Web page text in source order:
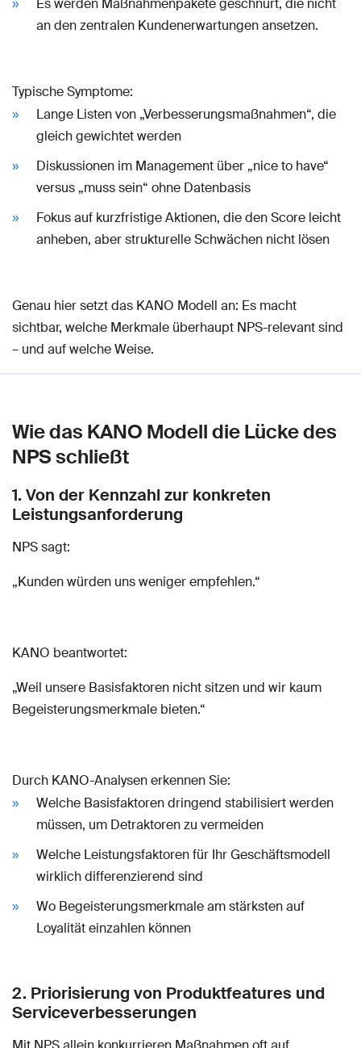
Es werden Maßnahmenpakete geschnürt, die nicht
an den zentralen Kundenerwartungen ansetzen.
Typische Symptome:
Lange Listen von „Verbesserungsmaßnahmen“, die
gleich gewichtet werden
Diskussionen im Management über „nice to have“
versus „muss sein“ ohne Datenbasis
Fokus auf kurzfristige Aktionen, die den Score leicht
anheben, aber strukturelle Schwächen nicht lösen
Genau hier setzt das KANO Modell an: Es macht
sichtbar, welche Merkmale überhaupt NPS-relevant sind
– und auf welche Weise.
Wie das KANO Modell die Lücke des
NPS schließt
1. Von der Kennzahl zur konkreten
Leistungsanforderung
NPS sagt:
„Kunden würden uns weniger empfehlen.“
KANO beantwortet:
„Weil unsere Basisfaktoren nicht sitzen und wir kaum
Begeisterungsmerkmale bieten.“
Durch KANO-Analysen erkennen Sie:
Welche Basisfaktoren dringend stabilisiert werden
müssen, um Detraktoren zu vermeiden
Welche Leistungsfaktoren für Ihr Geschäftsmodell
wirklich differenzierend sind
Wo Begeisterungsmerkmale am stärksten auf
Loyalität einzahlen können
2. Priorisierung von Produktfeatures und
Serviceverbesserungen